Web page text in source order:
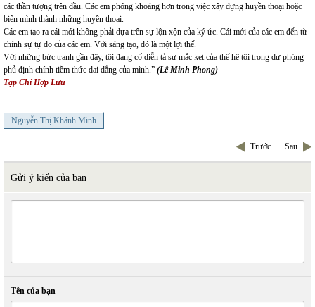
các thần tượng trên đầu. Các em phóng khoáng hơn trong việc xây dựng huyền thoại hoặc
biến mình thành những huyền thoại.
Các em tạo ra cái mới không phải dựa trên sự lộn xộn của ký ức. Cái mới của các em đến từ
chính sự tự do của các em. Với sáng tạo, đó là một lợi thế.
Với những bức tranh gần đây, tôi đang cố diễn tả sự mắc kẹt của thế hệ tôi trong dự phóng
phủ định chính tiềm thức dai dẳng của mình.” (Lê Minh Phong)
Tạp Chí Hợp Lưu
Nguyễn Thị Khánh Minh
Trước Sau
Gửi ý kiến của bạn
Tên của bạn